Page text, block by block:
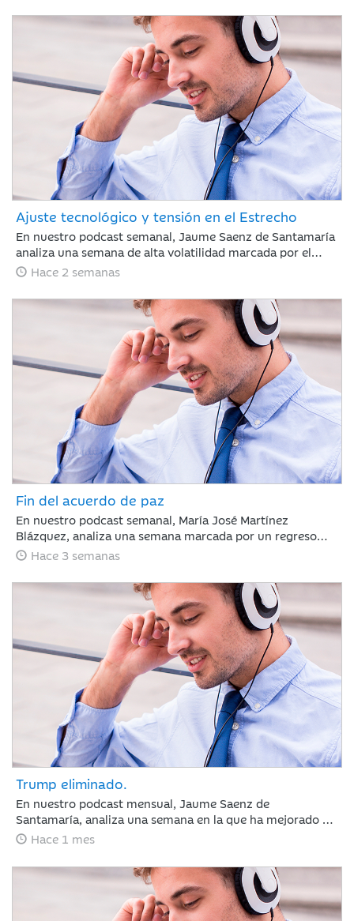
fuertes correcciones en el sector tecnológico tras los
resultados de Alphabet y Tesla. Además, revisa la postura
del BCE con los tipos en el 2,25% y las nuevas tarifas
arancelarias de EE. UU. En un entorno de tipos elevados,
los inversores cambian las reglas: ya no bastan las
promesas, ahora se exige disciplina de inversión y
generación de caja.
Ajuste tecnológico y tensión en el Estrecho
En nuestro podcast semanal, Jaume Saenz de Santamaría
analiza una semana de alta volatilidad marcada por el
repunte del crudo Brent cerca de los 90 dólares tras
inteligencia artificial. A pesar de este panorama, la banca
estadounidense supera las expectativas de resultados y la
inflación en EE. UU. muestra signos de moderación.
Hace 2 semanas
Fin del acuerdo de paz
En nuestro podcast semanal, María José Martínez
Blázquez, analiza una semana marcada por un regreso
inesperado de la tensión geopolítica frente a la que los
sectores defensivos en las bolsas y ligeros repuntes en
deuda pública. Las actas de la Reserva Federal reforzaron
la atención sobre la inflación, elevando ligeramente las
expectativas de tipos de interés.
Hace 3 semanas
Trump eliminado.
En nuestro podcast mensual, Jaume Saenz de
Santamaría, analiza una semana en la que ha mejorado el
sentimiento de mercado por la moderación de la inflación
Fed mantendrán los tipos estables en julio. Europa subió
por la banca y Meta sacudió las tecnológicas con dudas
sobre la IA, mientras el mercado mira ya a los resultados
Hace 1 mes